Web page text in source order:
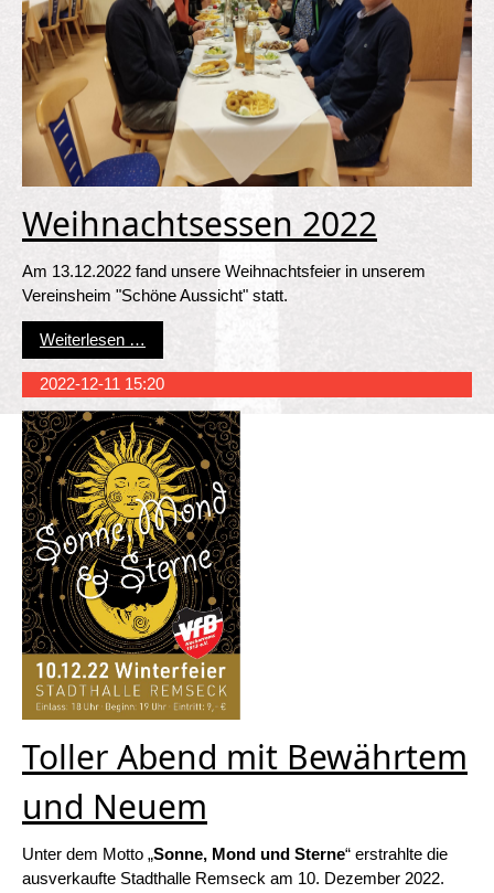
Weihnachtsessen 2022
Am 13.12.2022 fand unsere Weihnachtsfeier in unserem
Vereinsheim "Schöne Aussicht" statt.
Weiterlesen …
2022-12-11 15:20
Toller Abend mit Bewährtem
und Neuem
Unter dem Motto „Sonne, Mond und Sterne“ erstrahlte die
ausverkaufte Stadthalle Remseck am 10. Dezember 2022.